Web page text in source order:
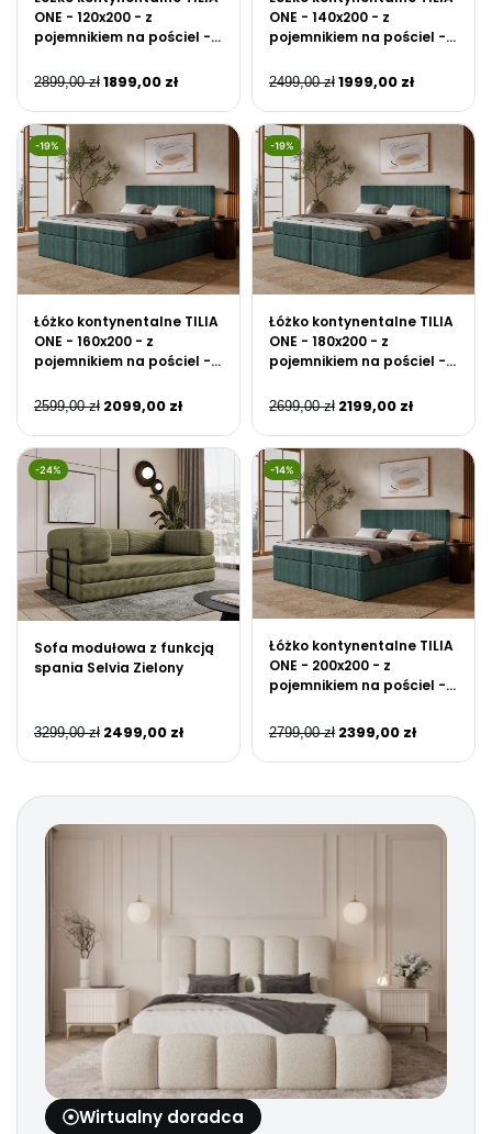
ONE - 120x200 - z
pojemnikiem na pościel -
2899,00zł 1899,00 zł
ONE - 140x200 - z
pojemnikiem na pościel -
2499,00zł 1999,00 zł
-19%
Łóżko kontynentalne TILIA
ONE - 160x200 - z
pojemnikiem na pościel -
2599,00zł 2099,00 zł
-19%
Łóżko kontynentalne TILIA
ONE - 180x200 - z
pojemnikiem na pościel -
2699,00zł 2199,00 zł
-24%
Sofa modułowa z funkcją
spania Selvia Zielony
3299,00zł 2499,00 zł
-14%
Łóżko kontynentalne TILIA
ONE - 200x200 - z
pojemnikiem na pościel -
2799,00zł 2399,00 zł
Wirtualny doradca